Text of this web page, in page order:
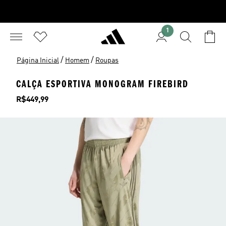
1
Página Inicial / Homem / Roupas
CALÇA ESPORTIVA MONOGRAM FIREBIRD
Preço
R$449,99